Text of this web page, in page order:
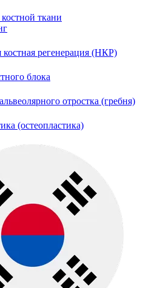
ткани
костная регенерация (НКР)
блока
отростка (гребня)
(остеопластика)